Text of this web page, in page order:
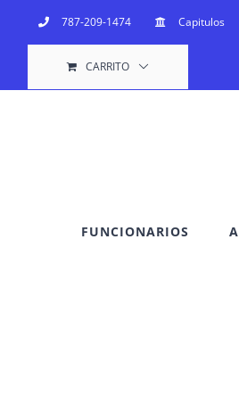
787-209-1474 Capitulos
CARRITO
FUNCIONARIOS